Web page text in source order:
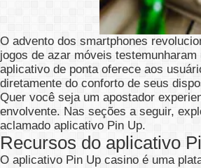
O advento dos smartphones
jogos de azar móveis
aplicativo de ponta oferece aos
diretamente do conforto de seus
Quer você seja um apostador
envolvente. Nas seções a seguir,
aclamado aplicativo Pin Up.
Recursos do aplicativo
O aplicativo Pin Up casino é uma